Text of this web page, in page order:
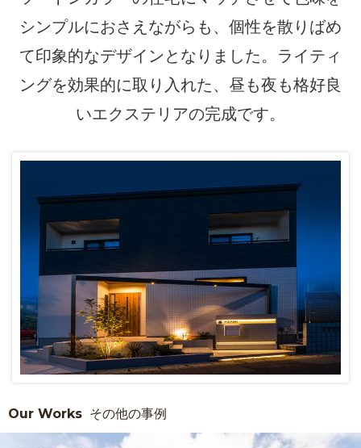
シンプルにおさえながらも、個性を散りばめ
て印象的なデザインとなりました。ライティ
ングを効果的に取り入れた、昼も夜も格好良
いエクステリアの完成です。
Our Works その他の事例